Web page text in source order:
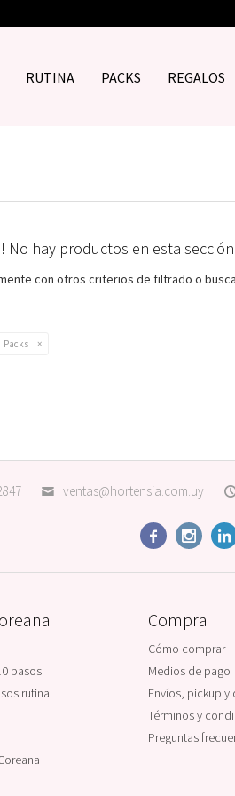
RUTINA PACKS REGALOS
No hay productos en esta
con otros criterios de filtrado o
Packs
ventas@hortensia.com.uy
  
pasos
rutina
Compra
Cómo comprar
Medios de pago
Envíos, pickup y
Términos y
Preguntas